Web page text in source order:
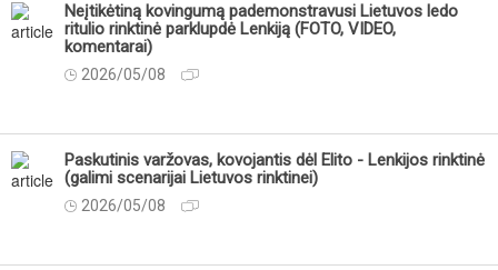
Neįtikėtiną kovingumą pademonstravusi Lietuvos ledo
ritulio rinktinė parklupdė Lenkiją (FOTO, VIDEO,
komentarai)
2026/05/08
Paskutinis varžovas, kovojantis dėl Elito - Lenkijos rinktinė
(galimi scenarijai Lietuvos rinktinei)
2026/05/08